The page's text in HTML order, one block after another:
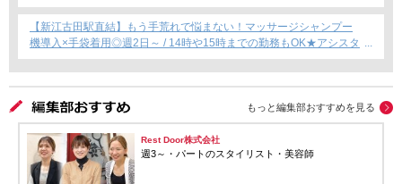
ティブあり◎
【新江古田駅直結】もう手荒れで悩まない！マッサージシャンプー
機導入×手袋着用◎週2日～ / 14時や15時までの勤務もOK★アシスタ
ント専任募集★
もっと編集部おすすめを見る
hair salon DAHAB
美容師【歩合80％還元・業務委託】